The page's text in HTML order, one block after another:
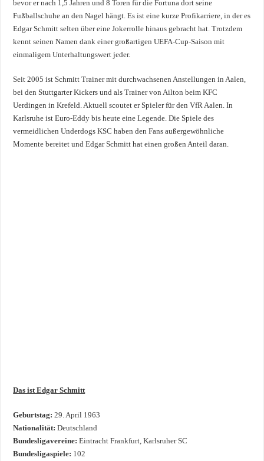
bevor er nach 1,5 Jahren und 8 Toren für die Fortuna dort seine
Fußballschuhe an den Nagel hängt. Es ist eine kurze Profikarriere, in der es
Edgar Schmitt selten über eine Jokerrolle hinaus gebracht hat. Trotzdem
kennt seinen Namen dank einer großartigen UEFA-Cup-Saison mit
einmaligem Unterhaltungswert jeder.
Seit 2005 ist Schmitt Trainer mit durchwachsenen Anstellungen in Aalen,
bei den Stuttgarter Kickers und als Trainer von Ailton beim KFC
Uerdingen in Krefeld. Aktuell scoutet er Spieler für den VfR Aalen. In
Karlsruhe ist Euro-Eddy bis heute eine Legende. Die Spiele des
vermeidlichen Underdogs KSC haben den Fans außergewöhnliche
Momente bereitet und Edgar Schmitt hat einen großen Anteil daran.
Das ist Edgar Schmitt
Geburtstag: 29. April 1963
Nationalität: Deutschland
Bundesligavereine: Eintracht Frankfurt, Karlsruher SC
Bundesligaspiele: 102